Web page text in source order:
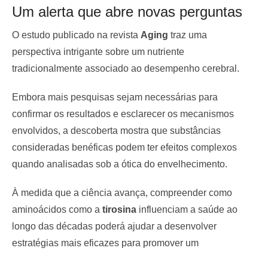
Um alerta que abre novas perguntas
O estudo publicado na revista Aging traz uma
perspectiva intrigante sobre um nutriente
tradicionalmente associado ao desempenho cerebral.
Embora mais pesquisas sejam necessárias para
confirmar os resultados e esclarecer os mecanismos
envolvidos, a descoberta mostra que substâncias
consideradas benéficas podem ter efeitos complexos
quando analisadas sob a ótica do envelhecimento.
À medida que a ciência avança, compreender como
aminoácidos como a tirosina influenciam a saúde ao
longo das décadas poderá ajudar a desenvolver
estratégias mais eficazes para promover um